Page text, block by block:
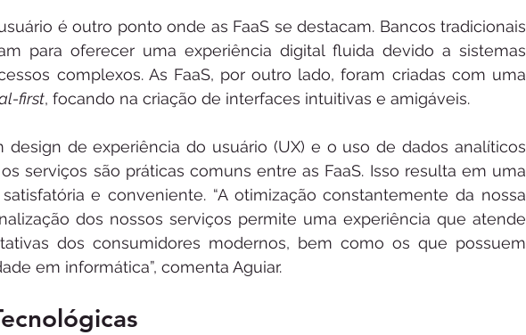
é outro ponto onde as FaaS se destacam. Bancos tradicionais
para oferecer uma experiência digital fluida devido a sistemas
complexos. As FaaS, por outro lado, foram criadas com uma
first, focando na criação de interfaces intuitivas e amigáveis.
design de experiência do usuário (UX) e o uso de dados analíticos
serviços são práticas comuns entre as FaaS. Isso resulta em uma
e conveniente. “A otimização constantemente da nossa
dos nossos serviços permite uma experiência que atende
dos consumidores modernos, bem como os que possuem
em informática”, comenta Aguiar.